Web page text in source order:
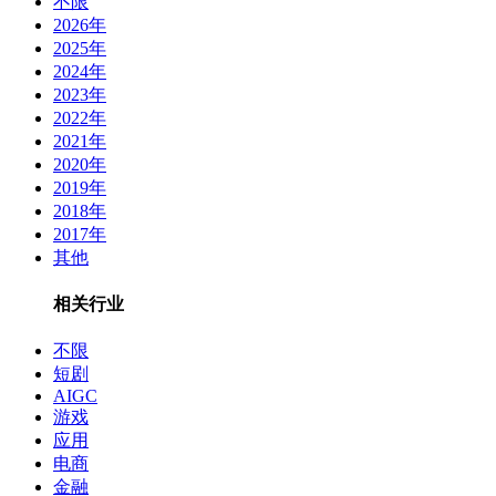
2026年
2025年
2024年
2023年
2022年
2021年
2020年
2019年
2018年
2017年
其他
相关行业
不限
短剧
AIGC
游戏
应用
电商
金融